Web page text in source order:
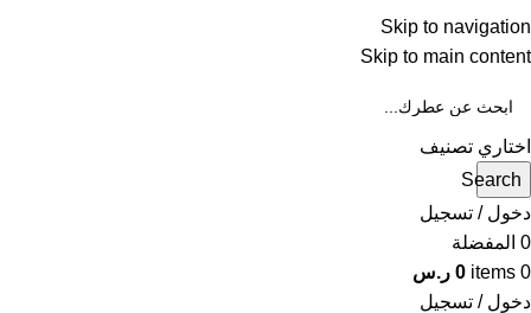
Skip to navigation
Skip to main content
IN
اختاري تصنيف
Search
دخول / تسجيل
0 المفضلة
0
items
0 ر.س
دخول / تسجيل